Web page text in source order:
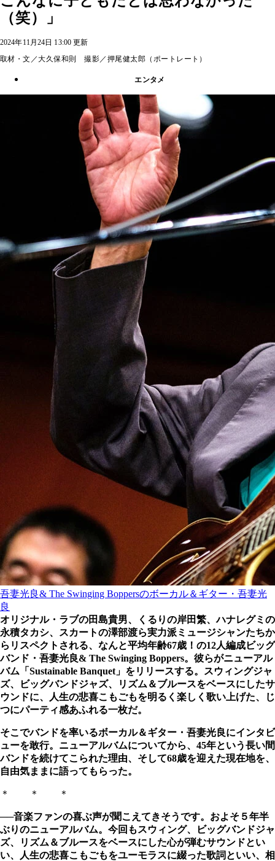
（笑）」
2024年11月24日 13:00 更新
取材・文／大久保和則 撮影／押尾健太郎（ポートレート）
エンタメ
吾妻光良& The Swinging Boppersのボーカル＆ギター・吾妻光
良
オリジナル・ラブの田島貴男、くるりの岸田繁、ハナレグミの
永積タカシ、スカートの澤部渡ら実力派ミュージシャンたちか
らリスペクトされる、なんと平均年齢67歳！の12人編成ビッグ
バンド・吾妻光良& The Swinging Boppers。彼らがニューアル
バム「Sustainable Banquet」をリリースする。スウィングジャ
ズ、ビッグバンドジャズ、リズム＆ブルースをベースにしたサ
ウンドに、人生の悲喜こもごもを明るく楽しく歌い上げた、じ
つにパーティ感あふれる一枚だ。
そこでバンドを率いるボーカル＆ギター・吾妻光良にインタビ
ューを敢行。ニューアルバムについてから、45年という長い間
バンドを続けてこられた理由、そして68歳を迎えた現在地を、
自由気ままに語ってもらった。
＊ ＊ ＊
──音楽ファンの喜ぶ声が聞こえてきそうです。およそ５年半
ぶりのニューアルバム。今回もスウィング、ビッグバンドジャ
ズ、リズム＆ブルースをベースにした心が弾むサウンドとい
い、人生の悲喜こもごもをユーモラスに綴った歌詞といい、相